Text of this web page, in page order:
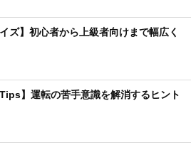
イズ】初心者から上級者向けまで幅広く
Tips】運転の苦手意識を解消するヒント